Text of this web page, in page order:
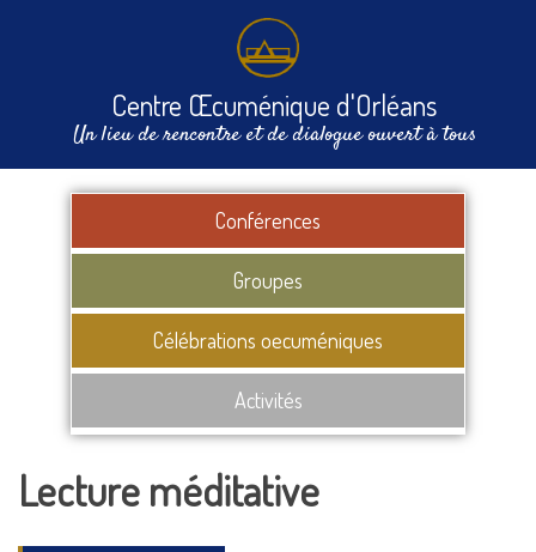
Centre Œcuménique d'Orléans
Un lieu de rencontre et de dialogue ouvert à tous
Conférences
Groupes
Célébrations oecuméniques
Activités
Lecture méditative